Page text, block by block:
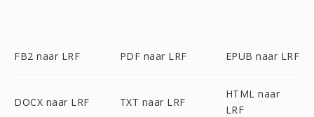
FB2 naar LRF PDF naar LRF EPUB naar LRF
DOCX naar LRF TXT naar LRF
HTML naar
LRF